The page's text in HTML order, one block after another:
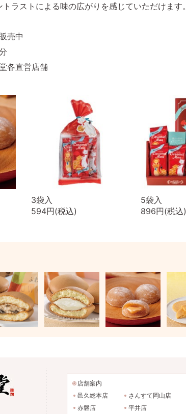
ラストによる味の広がりを感じていただけます。
売中
各直営店舗
3袋入
594円(税込)
5袋入
896円(税込)
店舗案内
邑久総本店
さんすて岡山店
赤磐店
平井店